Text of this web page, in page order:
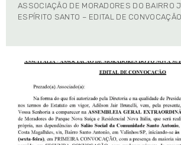
ASSOCIAÇÃO DE MORADORES DO BAIRRO
ESPÍRITO SANTO – EDITAL DE CONVOCAÇÃO